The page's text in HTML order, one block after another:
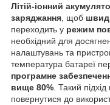
Літій-іонний
заряджання , щоб
переходить у режим
необхідний для
налаштувань та
температура батареї
програмне
вище 80% . Такий
повернутися до